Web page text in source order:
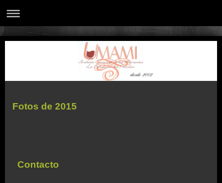
Fotos de 2015
Contacto